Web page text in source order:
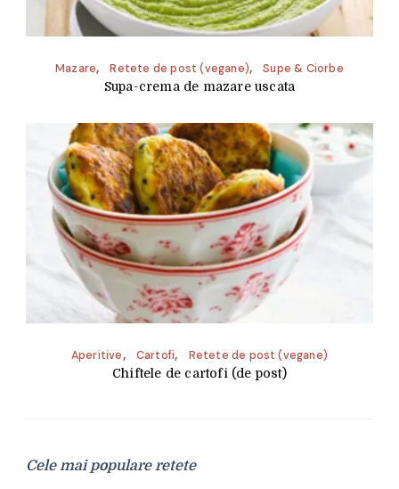
Mazare Retete de post (vegane)
Supe & Ciorbe
Supa-crema de mazare uscata
Aperitive Cartofi
Retete de post (vegane)
Chiftele de cartofi (de post)
Cele mai populare retete